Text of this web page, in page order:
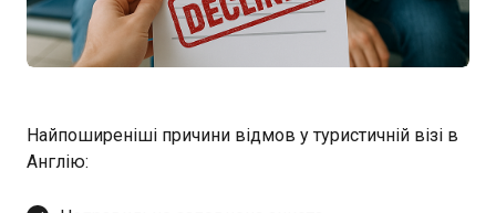
Найпоширеніші причини відмов у туристичній візі в
Англію: